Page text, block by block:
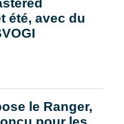
été, avec du
le Ranger,